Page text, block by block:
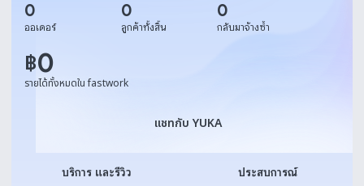
0
ออเดอร์
0
ลูกค้าทั้งสิ้น
0
กลับมาจ้างซ้ำ
฿0
รายได้ทั้งหมดใน fastwork
แชทกับ YUKAแชทกับ YUKA
บริการ และรีวิว ประสบการณ์